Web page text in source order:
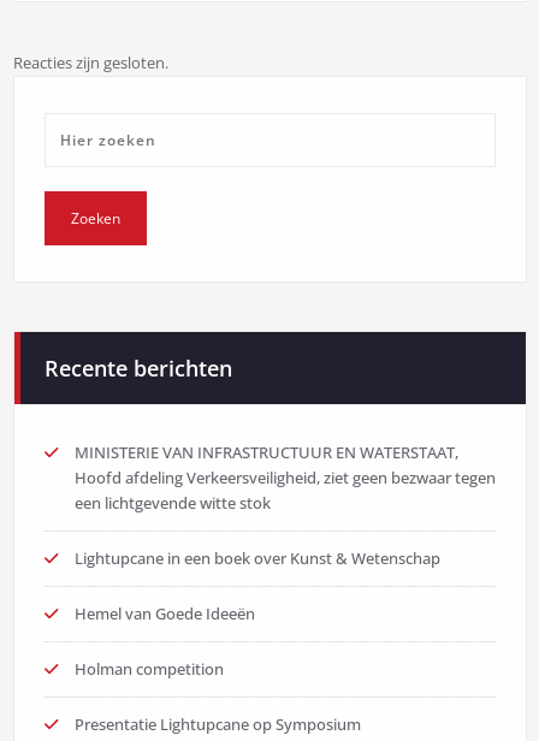
Reacties zijn gesloten.
Recente berichten
MINISTERIE VAN INFRASTRUCTUUR EN WATERSTAAT,
Hoofd afdeling Verkeersveiligheid, ziet geen bezwaar tegen
een lichtgevende witte stok
Lightupcane in een boek over Kunst & Wetenschap
Hemel van Goede Ideeën
Holman competition
Presentatie Lightupcane op Symposium